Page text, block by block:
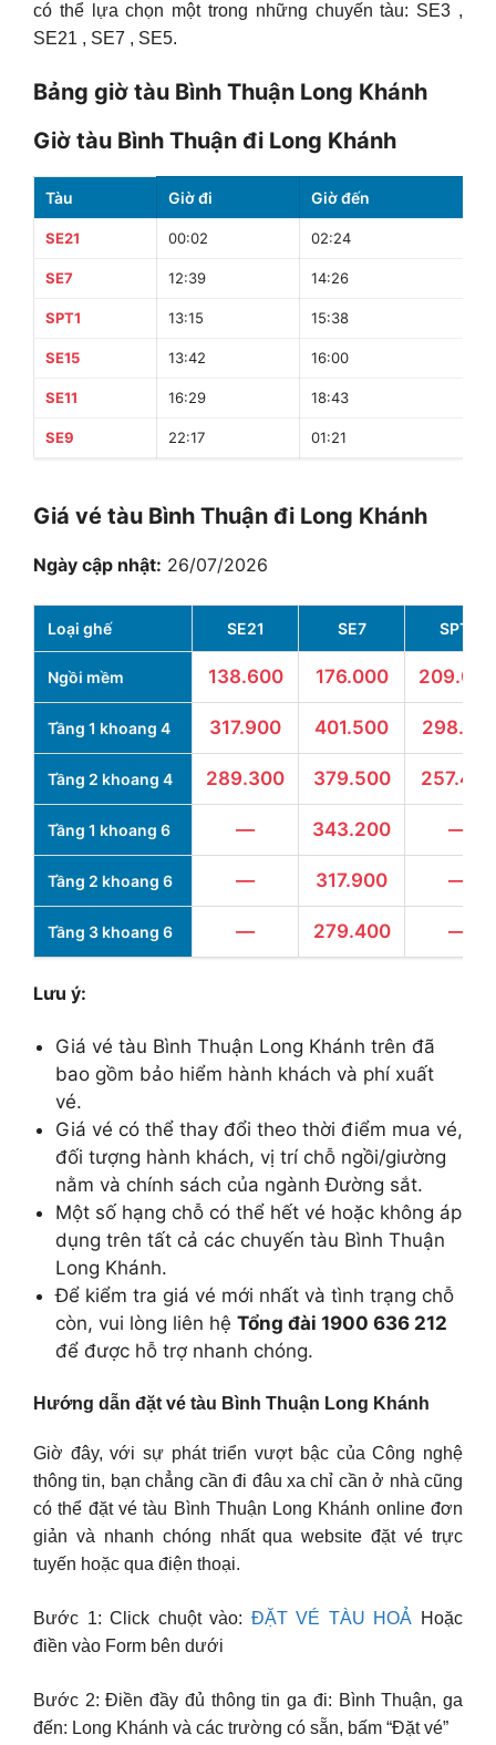
có thể lựa chọn một trong những chuyến tàu: SE3 ,
SE21 , SE7 , SE5.
Bảng giờ tàu Bình Thuận Long Khánh
Giờ tàu Bình Thuận đi Long Khánh
Tàu Giờ đi Giờ đến
SE21 00:02 02:24
SE7 12:39 14:26
SPT1 13:15 15:38
SE15 13:42 16:00
SE11 16:29 18:43
SE9 22:17 01:21
Giá vé tàu Bình Thuận đi Long Khánh
Ngày cập nhật: 26/07/2026
Loại ghế SE21 SE7 SPT1
Ngồi mềm 138.600 176.000 209.000
Tầng 1 khoang 4 317.900 401.500 298.100
Tầng 2 khoang 4 289.300 379.500 257.400
Tầng 1 khoang 6 — 343.200 —
Tầng 2 khoang 6 — 317.900 —
Tầng 3 khoang 6 — 279.400 —
Lưu ý:
Giá vé tàu Bình Thuận Long Khánh trên đã
bao gồm bảo hiểm hành khách và phí xuất
vé.
Giá vé có thể thay đổi theo thời điểm mua vé,
đối tượng hành khách, vị trí chỗ ngồi/giường
nằm và chính sách của ngành Đường sắt.
Một số hạng chỗ có thể hết vé hoặc không áp
dụng trên tất cả các chuyến tàu Bình Thuận
Long Khánh.
Để kiểm tra giá vé mới nhất và tình trạng chỗ
còn, vui lòng liên hệ Tổng đài 1900 636 212
để được hỗ trợ nhanh chóng.
Hướng dẫn đặt vé tàu Bình Thuận Long Khánh
Giờ đây, với sự phát triển vượt bậc của Công nghệ
thông tin, bạn chẳng cần đi đâu xa chỉ cần ở nhà cũng
có thể đặt vé tàu Bình Thuận Long Khánh online đơn
giản và nhanh chóng nhất qua website đặt vé trực
tuyến hoặc qua điện thoại.
Bước 1: Click chuột vào: ĐẶT VÉ TÀU HOẢ Hoặc
điền vào Form bên dưới
Bước 2: Điền đầy đủ thông tin ga đi: Bình Thuận, ga
đến: Long Khánh và các trường có sẵn, bấm “Đặt vé”